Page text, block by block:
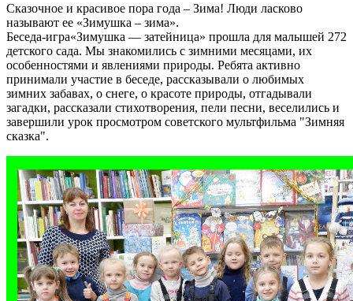
Сказочное и красивое пора года – Зима! Люди ласково
называют ее «Зимушка – зима».
Беседа-игра«Зимушка — затейница» прошла для малышей 272
детского сада. Мы знакомились с зимними месяцами, их
особенностями и явлениями природы. Ребята активно
принимали участие в беседе, рассказывали о любимых
зимних забавах, о снеге, о красоте природы, отгадывали
загадки, рассказали стихотворения, пели песни, веселились и
завершили урок просмотром советского мультфильма "Зимняя
сказка".